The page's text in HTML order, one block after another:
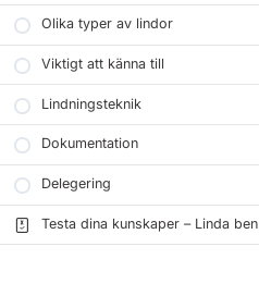
Olika typer av lindor
Viktigt att känna till
Lindningsteknik
Dokumentation
Delegering
Testa dina kunskaper – Linda ben